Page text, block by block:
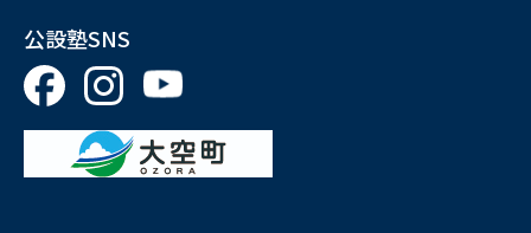
公設塾SNS